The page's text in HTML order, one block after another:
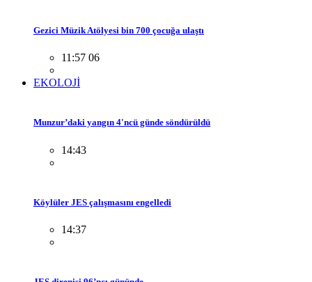
Gezici Müzik Atölyesi bin 700 çocuğa ulaştı
11:57 06
EKOLOJİ
Munzur’daki yangın 4'ncü günde söndürüldü
14:43
Köylüler JES çalışmasını engelledi
14:37